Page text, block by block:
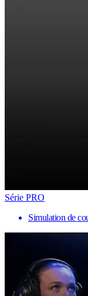
Série PRO
Simulation de